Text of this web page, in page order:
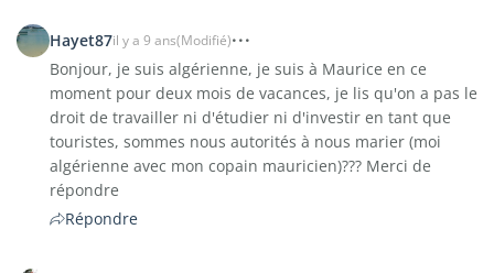
Hayet87il y a 9 ans(Modifié)
Bonjour, je suis algérienne, je suis à Maurice en ce
moment pour deux mois de vacances, je lis qu'on a pas le
droit de travailler ni d'étudier ni d'investir en tant que
touristes, sommes nous autorités à nous marier (moi
algérienne avec mon copain mauricien)??? Merci de
répondre
Répondre